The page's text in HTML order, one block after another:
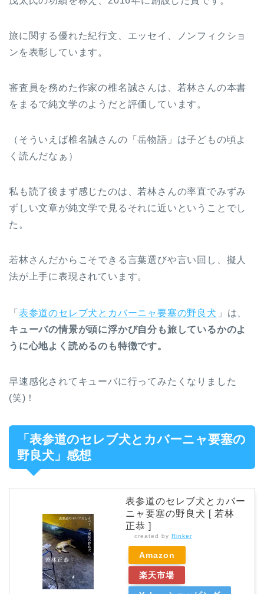
旅に関する優れた紀行文、エッセイ、ノンフィクショ
ンを表彰しています。
審査員を務めた作家の椎名誠さんは、若林さんの本書
をまるで純文学のようだと評価しています。
（そういえば椎名誠さんの「岳物語」は子どもの頃よ
く読んだなぁ）
私も読了後まず感じたのは、若林さんの率直でみずみ
ずしい文章が純文学で見るそれに近いということでし
た。
若林さんだからこそできる言葉選びや言い回し、擬人
法が上手に表現されています。
「 表参道のセレブ犬とカバーニャ要塞の野良犬 」は、
キューバの情景が頭に浮かび自分も旅しているかのよ
うに心地よく読めるのも特徴です。
早速感化されてキューバに行ってみたくなりました
(笑)！
「表参道のセレブ犬とカバーニャ要塞の
野良犬」感想
表参道のセレブ犬とカバー
ニャ要塞の野良犬 [ 若林
正恭 ]
created by Rinker
Amazon
楽天市場